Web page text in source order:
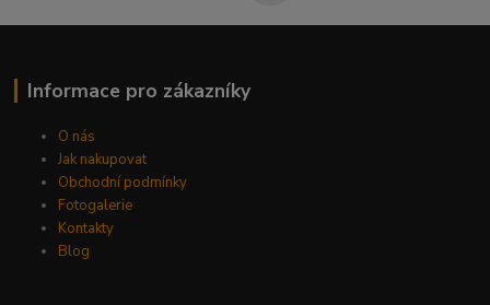
Informace pro zákazníky
O nás
Jak nakupovat
Obchodní podmínky
Fotogalerie
Kontakty
Blog